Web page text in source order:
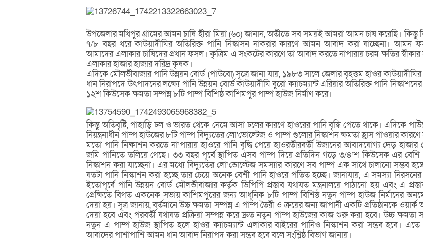
উপজেলার মধিপুর গ্রামের আমন চাষি হীরা মিয়া (৬০) জানান, অতীতে সব সময়ই আমরা আমন চাষ করেছি। কিস্তু
৭/৮ বছর ধরে কাউয়াদীঘির অতিরিক্ত পানি নিস্কাসন নাকরার কারণে আমন আবাদ করা যাচ্ছেনা। আমন
আমাদের এলাকার চাষিদের প্রধান ফসল। কৃত্রিম এ সংকটের কারণে তা আবাদ করতে নাপারায় চরম ক্ষতির স্বীকার
এলাকার হাজার হাজার দরিদ্র কৃষক।
এদিকে মৌলভীবাজার পানি উন্নয়ন বোর্ড (পাউবো) সূত্রে জানা যায়, ১৯৮৩ সালে জেলার বৃহত্তম হাওর
ধান নিরাপদে উৎপাদনের লক্ষ্যে পানি উন্নয়ন বোর্ড কাউয়াদীঘি বুরো ক্যাচম্যান্ট এরিয়ার অতিরিক্ত পানি
১২শ কিউসেক ক্ষমতা সম্পন্ন ৮টি পাম্প বিশিষ্ঠ কাশিমপুর পাম্প হাউজ নির্মাণ করে।
কিন্তু অতিবৃষ্টি, পাহাড়ি ঢল ও ভারত থেকে নেমে আসা ঢলের কারণে হাওরের পানি বৃদ্ধি পেতে থাকে। এদিকে
নিয়ন্ত্রনাধীন পাম্প হাউজের ৮টি পাম্প বিদ্যুতের লো’ভোল্টেজ ও পাম্প গুলোর নিস্কাশন ক্ষমতা হ্রাস পাওয়ার
মতো পানি নিষ্কাশন করতে না’পারায় হাওরে পানি বৃদ্ধি পেয়ে হাওরতীরবর্তী উজানের আবাদযোগ্য দেড় হাজার
জমি পানিতে তলিয়ে গেছে। ৩৩ বছর পূর্বে স্থাপিত এসব পাম্প দিয়ে প্রতিদিন গড়ে ৩/৪’শ কিউসেক এর বেশি
নিস্কাশন করা যাচ্ছেনা। এর মধ্যে বিদ্যুতের লো’ভোল্টেজ সমস্যার কারণে সব পাম্প এক সাথে চালানো সম্ভব
যতটা পানি নিস্কাশন করা হচ্ছে তার চেয়ে অনেক বেশী পানি হাওরে পতিত হচ্ছে। জানাযায়, এ সমস্যা
ইতোপূর্বে পানি উন্নয়ন বোর্ড মৌলভীবাজার কর্তৃক ডিপিপি প্রস্তাব যথাযত মন্ত্রনালয়ে পাঠানো হয় এবং এ
প্রেক্ষিতে বিগত একনেক সভায় কাশিমপুরের জন্য আধূনিক ৮টি পাম্প বিশিষ্ঠ নতুন পাম্প হাউজ নির্মানের
দেয়া হয়। সূত্র জানায়, বর্তমানে উচ্চ ক্ষমতা সম্পন্ন এ পাম্প তৈরী ও ক্রয়ের জন্য জাপানী একটি প্রতিষ্ঠানকে ওয়ার্ক
দেয়া হবে এবং পরবর্তী যথাযত প্রক্রিয়া সম্পন্ন করে দ্রুত নতুন পাম্প হাউজের কাজ শুরু করা হবে। উচ্চ ক্ষমতা
নতুন এ পাম্প হাউজ স্থাপিত হলে হাওর ক্যাচম্যান্ট এলাকার বাইরের পানিও নিস্কাশন করা সম্ভব হবে।
আবাদের পাশাপাশি আমন ধান আবাদ নিরাপদ করা সম্ভব হবে বলে সংশ্লিষ্ঠ বিভাগ জানায়।